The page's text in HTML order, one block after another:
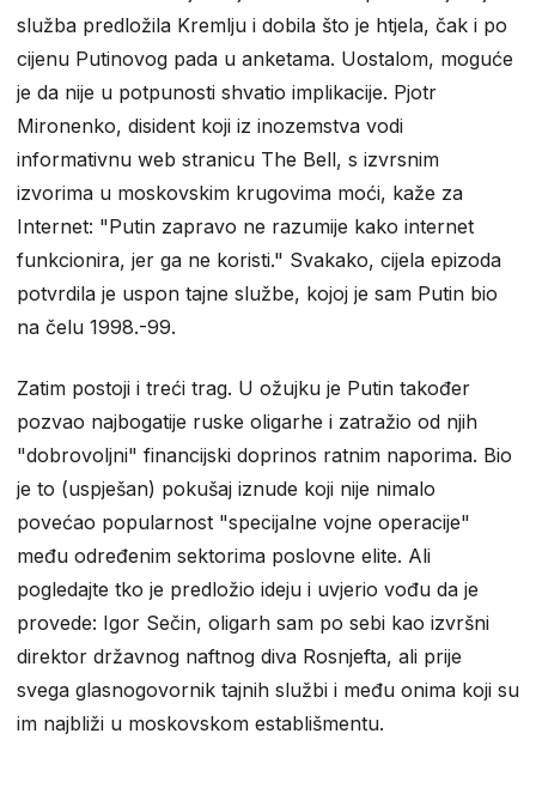
služba predložila Kremlju i dobila što je htjela, čak i po
cijenu Putinovog pada u anketama. Uostalom, moguće
je da nije u potpunosti shvatio implikacije. Pjotr ​​
Mironenko, disident koji iz inozemstva vodi
informativnu web stranicu The Bell, s izvrsnim
izvorima u moskovskim krugovima moći, kaže za
Internet: "Putin zapravo ne razumije kako internet
funkcionira, jer ga ne koristi." Svakako, cijela epizoda
potvrdila je uspon tajne službe, kojoj je sam Putin bio
na čelu 1998.-99.
Zatim postoji i treći trag. U ožujku je Putin također
pozvao najbogatije ruske oligarhe i zatražio od njih
"dobrovoljni" financijski doprinos ratnim naporima. Bio
je to (uspješan) pokušaj iznude koji nije nimalo
povećao popularnost "specijalne vojne operacije"
među određenim sektorima poslovne elite. Ali
pogledajte tko je predložio ideju i uvjerio vođu da je
provede: Igor Sečin, oligarh sam po sebi kao izvršni
direktor državnog naftnog diva Rosnjefta, ali prije
svega glasnogovornik tajnih službi i među onima koji su
im najbliži u moskovskom establišmentu.